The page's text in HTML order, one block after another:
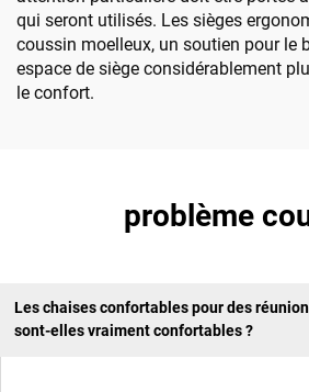
qui seront utilisés. Les sièges
coussin moelleux, un soutien pour le
espace de siège considérablement
le confort.
problème
Les chaises confortables pour des
sont-elles vraiment confortables ?